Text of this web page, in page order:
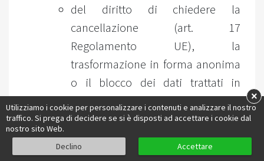
Utilizziamo i cookie per personalizzare i contenuti e analizzare il nostro
traffico. Si prega di decidere se si è disposti ad accettare i cookie dal
nostro sito Web.
Declino
Accettare
×
del diritto di chiedere la
cancellazione (art. 17
Regolamento UE), la
trasformazione in forma anonima
o il blocco dei dati trattati in
violazione di legge, compresi
quelli di cui non è necessaria la
conservazione in relazione agli
scopi per i quali i dati sono stati